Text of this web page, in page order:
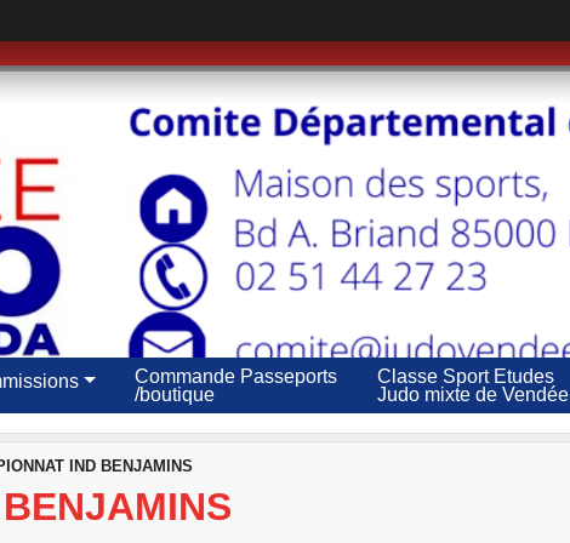
Commande Passeports
/boutique
Classe Sport Etudes
Judo mixte de Vendée
IND BENJAMINS